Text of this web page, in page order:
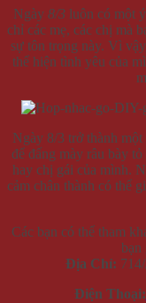
Ngày 8/3 luôn có một
chỉ các mẹ, các chị mà
sự tôn trọng này. Vì
thể hiện tình yêu của
Ngày 8/3 trở thành
để đấng mày râu bày
hay chị gái của mình.
cảm chân thành có thể
Các bạn có thể tham
bạn
Địa Chỉ:
Điện Thoại: